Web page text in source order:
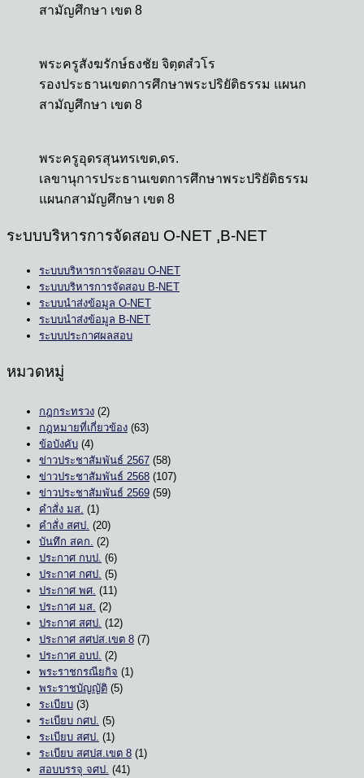
สามัญศึกษา เขต 8
พระครูสังฆรักษ์ธงชัย จิตฺตสํวโร
รองประธานเขตการศึกษาพระปริยัติธรรม แผนก
สามัญศึกษา เขต 8
พระครูอุดรสุนทรเขต,ดร.
เลขานุการประธานเขตการศึกษาพระปริยัติธรรม
แผนกสามัญศึกษา เขต 8
ระบบบริหารการจัดสอบ O-NET ,ฺB-NET
ระบบบริหารการจัดสอบ O-NET
ระบบบริหารการจัดสอบ B-NET
ระบบนำส่งข้อมูล O-NET
ระบบนำส่งข้อมูล B-NET
ระบบประกาศผลสอบ
หมวดหมู่
กฎกระทรวง (2)
กฎหมายที่เกี่ยวข้อง (63)
ข้อบังคับ (4)
ข่าวประชาสัมพันธ์ 2567 (58)
ข่าวประชาสัมพันธ์ 2568 (107)
ข่าวประชาสัมพันธ์ 2569 (59)
คำสั่ง มส. (1)
คำสั่ง สศป.
(20)
บันทึก สคก. (2)
ประกาศ กบป.
(6)
ประกาศ กศป.
(5)
ประกาศ พศ. (11)
ประกาศ มส. (2)
ประกาศ สศป.
(12)
ประกาศ สศปส.เขต 8 (7)
ประกาศ อบป.
(2)
พระราชกรณียกิจ (1)
พระราชบัญญัติ (5)
ระเบียบ (3)
ระเบียบ กศป.
(5)
ระเบียบ สศป.
(1)
ระเบียบ สศปส.เขต 8 (1)
สอบบรรจุ จศป.
(41)